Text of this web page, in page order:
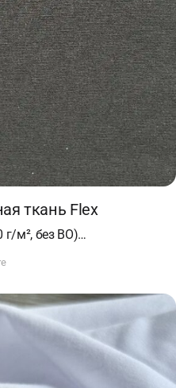
ткань Flex
г/м², без ВО)…